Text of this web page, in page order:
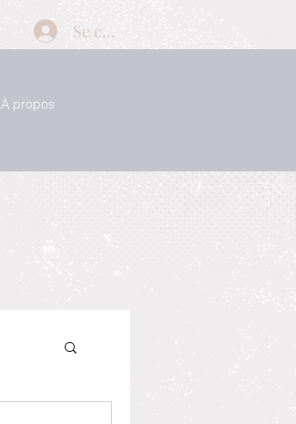
Se connecter
À propos